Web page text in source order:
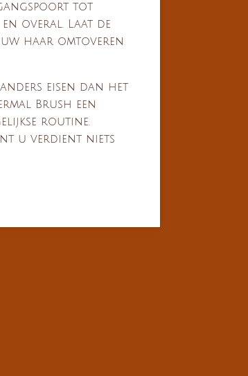
tot
overal. Laat de
haar omtoveren
eisen dan het
Brush een
routine.
u verdient niets